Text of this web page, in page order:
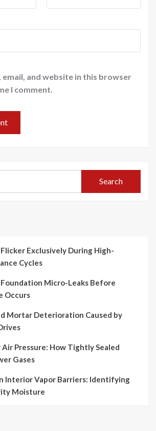
email, and website in this browser
I comment.
Exclusively During High-
Cycles
Foundation Micro-Leaks Before
Occurs
Mortar Deterioration Caused by
Pressure: How Tightly Sealed
Gases
Interior Vapor Barriers: Identifying
Moisture